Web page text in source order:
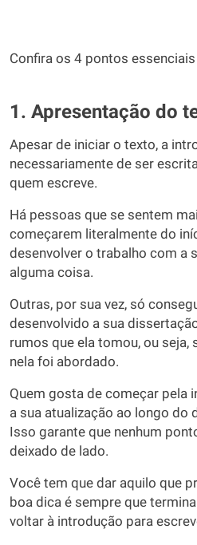
Confira os 4 pontos
1. Apresentação do
Apesar de iniciar o texto, a
necessariamente de ser
quem escreve.
Há pessoas que se sentem
começarem literalmente do
desenvolver o trabalho com a
alguma coisa.
Outras, por sua vez, só
desenvolvido a sua
rumos que ela tomou, ou seja,
nela foi abordado.
Quem gosta de começar pela
a sua atualização ao longo do
Isso garante que nenhum
deixado de lado.
Você tem que dar aquilo que
boa dica é sempre que
voltar à introdução para